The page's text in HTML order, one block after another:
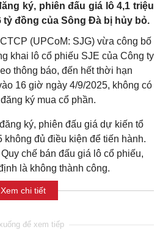
ký, phiên đấu giá lô 4,1 triệu
tỷ đồng của Sông Đà bị hủy bỏ.
(UPCoM: SJG) vừa công bố
khai lô cổ phiếu SJE của Công ty
thông báo, đến hết thời hạn
16 giờ ngày 4/9/2025, không có
ký mua cổ phần.
ký, phiên đấu giá dự kiến tổ
không đủ điều kiện để tiến hành.
chế bán đấu giá lô cổ phiếu,
là không thành công.
Xem chi tiết